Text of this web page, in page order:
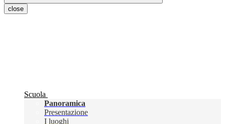
close
Scuola
Panoramica
Presentazione
I luoghi